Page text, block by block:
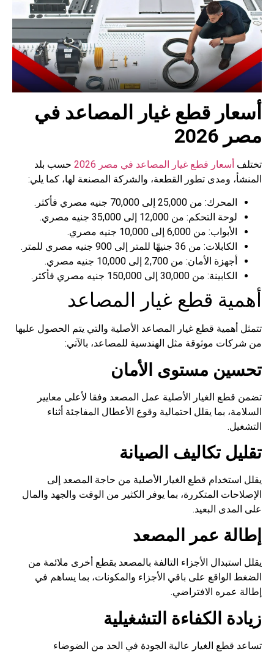
أسعار قطع غيار المصاعد في
مصر 2026
تختلف أسعار قطع غيار المصاعد في مصر 2026
حسب بلد
المنشأ، ومدى تطور القطعة، والشركة المصنعة لها، كما يلي:
المحرك: من 25,000 إلى 70,000 جنيه مصري فأكثر.
لوحة التحكم: من 12,000 إلى 35,000 جنيه مصري.
الأبواب: من 6,000 إلى 10,000 جنيه مصري.
الكابلات: من 36 جنيهًا للمتر إلى 900 جنيه مصري للمتر.
أجهزة الأمان: من 2,700 إلى 10,000 جنيه مصري.
الكابينة: من 30,000 إلى 150,000 جنيه مصري فأكثر.
أهمية قطع غيار المصاعد
تتمثل أهمية قطع غيار المصاعد الأصلية والتي يتم الحصول عليها
من شركات موثوقة مثل الهندسية للمصاعد، بالآتي:
تحسين مستوى الأمان
تضمن قطع الغيار الأصلية عمل المصعد وفقا لأعلى معايير
السلامة، بما يقلل احتمالية وقوع الأعطال المفاجئة أثناء
التشغيل.
تقليل تكاليف الصيانة
يقلل استخدام قطع الغيار الأصلية من حاجة المصعد إلى
الإصلاحات المتكررة، بما يوفر الكثير من الوقت والجهد والمال
على المدى البعيد.
إطالة عمر المصعد
يقلل استبدال الأجزاء التالفة بالمصعد بقطع أخرى ملائمة من
الضغط الواقع على باقي الأجزاء والمكونات، بما يساهم في
إطالة عمره الافتراضي.
زيادة الكفاءة التشغيلية
تساعد قطع الغيار عالية الجودة في الحد من الضوضاء